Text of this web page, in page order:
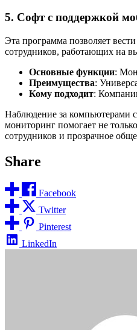
5. Софт с поддержкой
Эта программа позволяет
сотрудников, работающих на
Основные функции:
Преимущества:
Кому подходит:
Наблюдение за компьютерами
мониторинг помогает не
сотрудников и прозрачное
Share
Facebook
Twitter
Pinterest
LinkedIn